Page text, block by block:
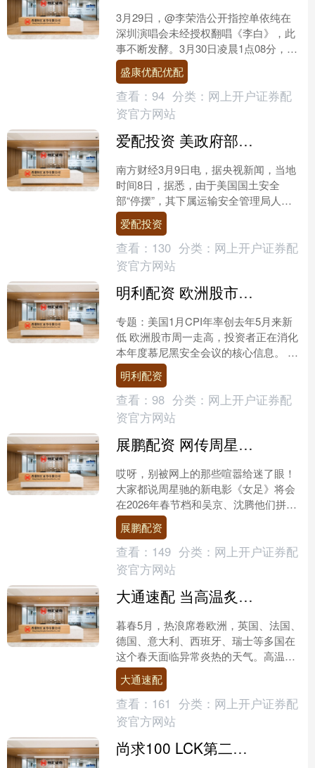
3月29日，@李荣浩公开指控单依纯在
深圳演唱会未经授权翻唱《李白》，此
事不断发酵。3月30日凌晨1点08分，单
依纯发文道歉，随后，1点46分，李荣
浩发微博喊话单....
盛康优配优配
查看： 94 分类： 网上开户证券配
资官方网站
爱配投资 美政府部门“停摆” 部分机场安检排长队
南方财经3月9日电，据央视新闻，当地
时间8日，据悉，由于美国国土安全
部“停摆”，其下属运输安全管理局人员
缺勤人数增加，美国新奥尔良、休斯敦
的国际机场当天出现安检....
爱配投资
查看： 130 分类： 网上开户证券配
资官方网站
明利配资 欧洲股市小幅走高 软件商达索系统暴跌8%
专题：美国1月CPI年率创去年5月来新
低 欧洲股市周一走高，投资者正在消化
本年度慕尼黑安全会议的核心信息。 欧
洲泛欧斯托克 600 指数上涨 0.2%，区
域内主....
明利配资
查看： 98 分类： 网上开户证券配
资官方网站
展鹏配资 网传周星驰来了，对决张艺谋吴京，新片火力全开，63岁再救港片
哎呀，别被网上的那些喧嚣给迷了眼！
大家都说周星驰的新电影《女足》将会
在2026年春节档和吴京、沈腾他们拼个
你死我活，听上去真是热血沸腾啊！可
其实，官方早就澄清过....
展鹏配资
查看： 149 分类： 网上开户证券配
资官方网站
大通速配 当高温炙烤全球之际, 联合国这项决议正尝试改变追问气候治理责任的方式
暮春5月，热浪席卷欧洲，英国、法国、
德国、意大利、西班牙、瑞士等多国在
这个春天面临异常炎热的天气。高温威
胁的不仅是欧洲，近日，全球多地出现
异常高温天气，刷新历史....
大通速配
查看： 161 分类： 网上开户证券配
资官方网站
尚求100 LCK第二赛段：领先不会打比赛，5000不是劣势，T1翻盘成功横扫BRO